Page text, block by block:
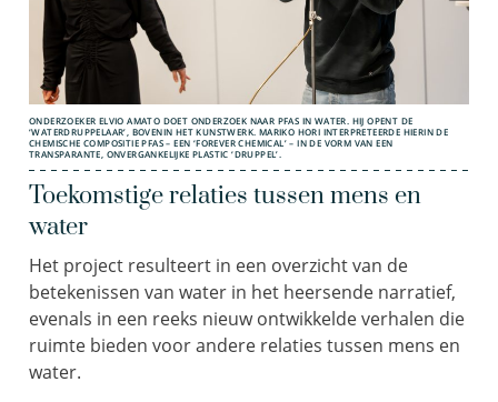
ONDERZOEKER ELVIO AMATO DOET ONDERZOEK NAAR PFAS IN WATER. HIJ OPENT DE
‘WATERDRUPPELAAR’, BOVENIN HET KUNSTWERK. MARIKO HORI INTERPRETEERDE HIERIN DE
CHEMISCHE COMPOSITIE PFAS – EEN ‘FOREVER CHEMICAL’ – IN DE VORM VAN EEN
TRANSPARANTE, ONVERGANKELIJKE PLASTIC ‘DRUPPEL’.
Toekomstige relaties tussen mens en
water
Het project resulteert in een overzicht van de
betekenissen van water in het heersende narratief,
evenals in een reeks nieuw ontwikkelde verhalen die
ruimte bieden voor andere relaties tussen mens en
water.